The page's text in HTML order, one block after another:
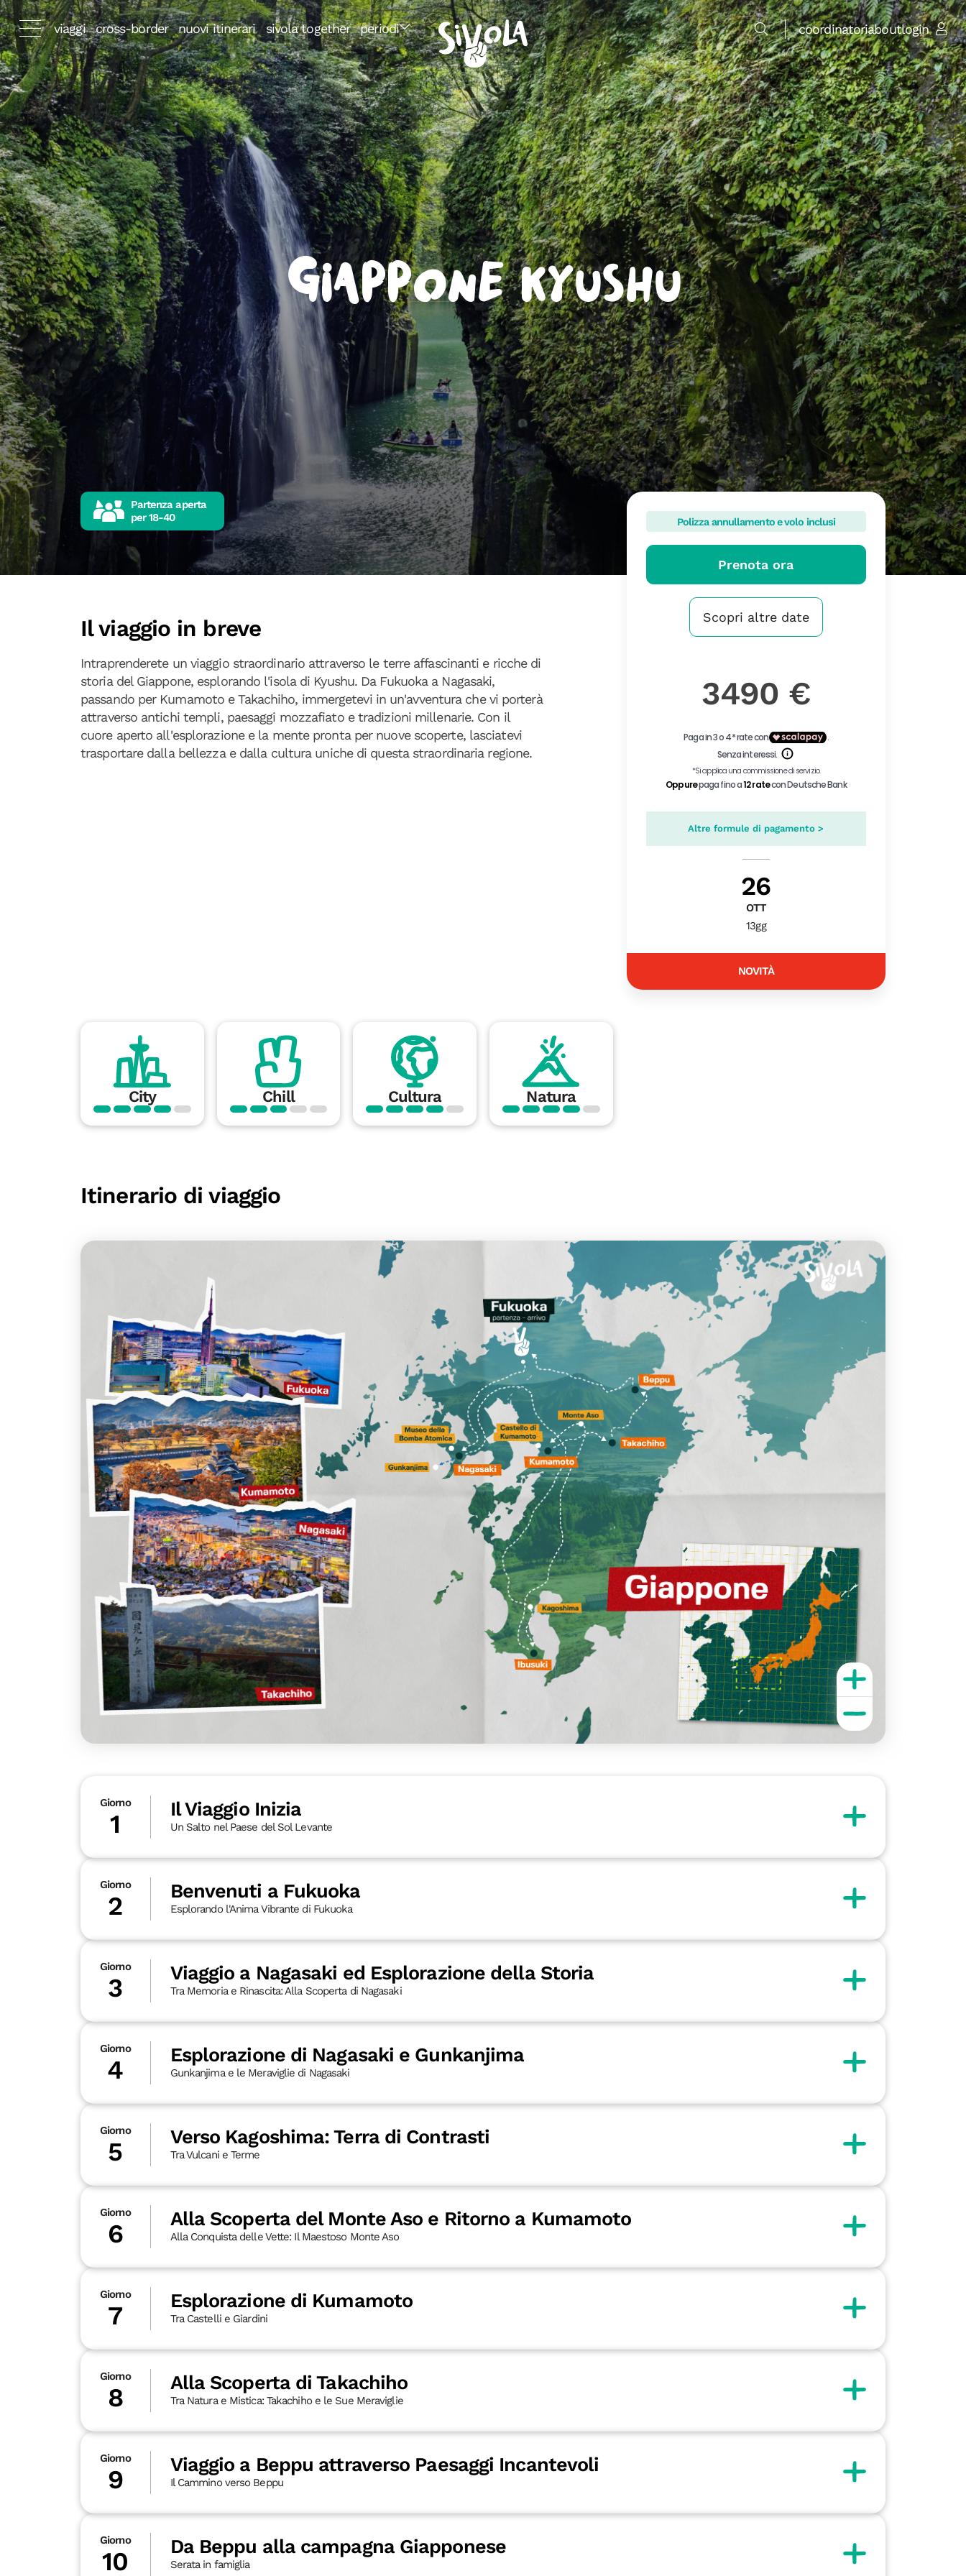
viaggi cross-border nuovi itinerari sivola together periodi coordinatoriaboutlogin
Giappone Kyushu
Partenza aperta
per18-40
Il viaggio in breve
Intraprenderete un viaggio straordinario attraverso le terre affascinanti e ricche di
storia del Giappone, esplorando l'isola di Kyushu. Da Fukuoka a Nagasaki,
passando per Kumamoto e Takachiho, immergetevi in un'avventura che vi porterà
attraverso antichi templi, paesaggi mozzafiato e tradizioni millenarie. Con il
cuore aperto all'esplorazione e la mente pronta per nuove scoperte, lasciatevi
trasportare dalla bellezza e dalla cultura uniche di questa straordinaria regione.
Polizza annullamento e volo inclusi
Prenota ora
Scopri altre date
3490 €
Altre formule di pagamento >
26
OTT
13gg
NOVITÀ
City Chill Cultura Natura
Itinerario di viaggio
Giorno
1 Il Viaggio Inizia
Un Salto nel Paese del Sol Levante
Giorno
2 Benvenuti a Fukuoka
Esplorando l'Anima Vibrante di Fukuoka
Giorno
3 Viaggio a Nagasaki ed Esplorazione della Storia
Tra Memoria e Rinascita: Alla Scoperta di Nagasaki
Giorno
4 Esplorazione di Nagasaki e Gunkanjima
Gunkanjima e le Meraviglie di Nagasaki
Giorno
5 Verso Kagoshima: Terra di Contrasti
Tra Vulcani e Terme
Giorno
6 Alla Scoperta del Monte Aso e Ritorno a Kumamoto
Alla Conquista delle Vette: Il Maestoso Monte Aso
Giorno
7 Esplorazione di Kumamoto
Tra Castelli e Giardini
Giorno
8 Alla Scoperta di Takachiho
Tra Natura e Mistica: Takachiho e le Sue Meraviglie
Giorno
9 Viaggio a Beppu attraverso Paesaggi Incantevoli
Il Cammino verso Beppu
Giorno
10 Da Beppu alla campagna Giapponese
Serata in famiglia